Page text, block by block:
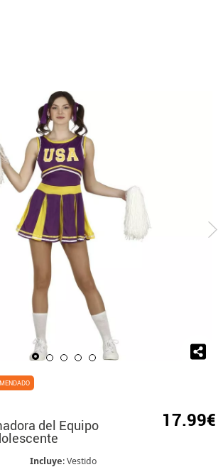
del Equipo 17.99€
Incluye: Vestido